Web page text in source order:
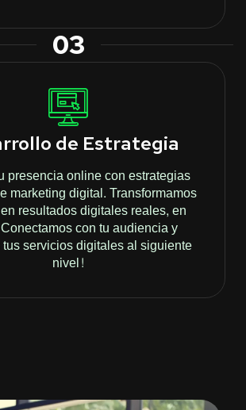
03
de Estrategia
presencia online con estrategias
marketing digital. Transformamos
resultados digitales reales, en
con tu audiencia y
tus servicios digitales al siguiente
nivel!